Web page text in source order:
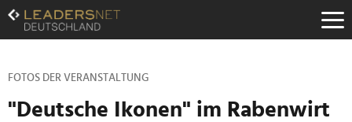
Zum
Inhalt
Zur
Navigation
Hauptnavigation
FOTOS DER VERANSTALTUNG
"Deutsche Ikonen" im Rabenwirt